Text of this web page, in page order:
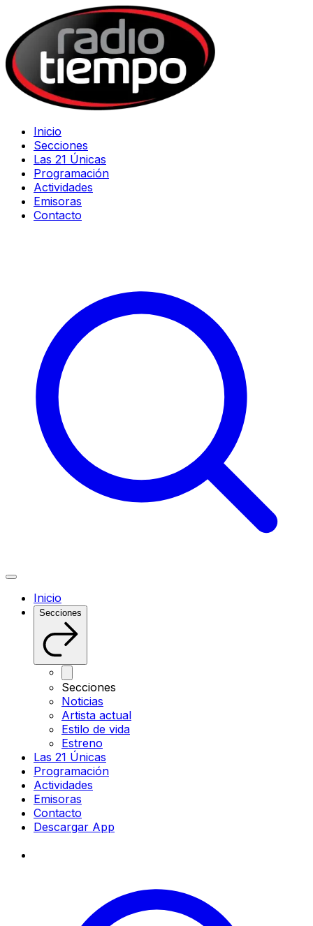
Inicio
Secciones
Las 21 Únicas
Programación
Actividades
Emisoras
Contacto
Inicio
Secciones
Secciones
Noticias
Artista actual
Estilo de vida
Estreno
Las 21 Únicas
Programación
Actividades
Emisoras
Contacto
Descargar App